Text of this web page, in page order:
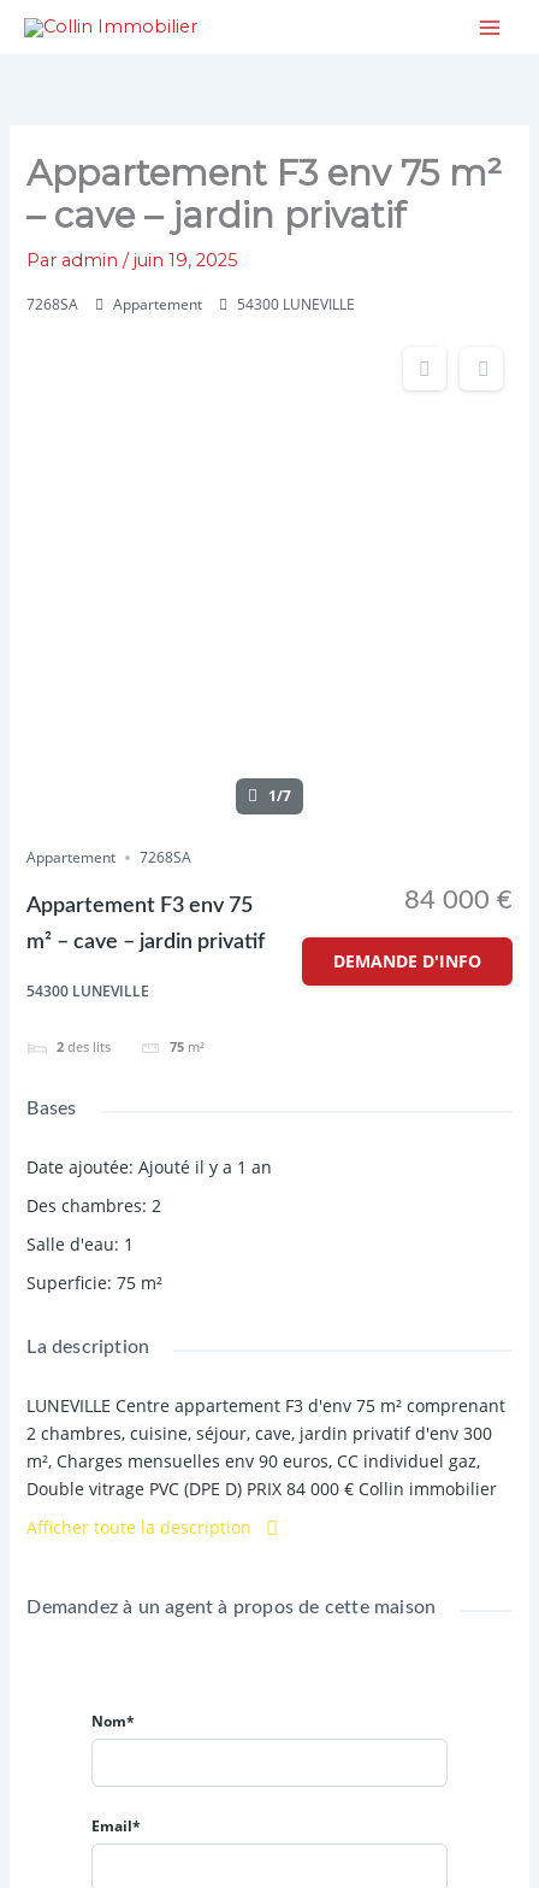
Aller
Appartement F3 env 75 m²
– cave – jardin privatif
Par admin/juin 19, 2025
7268SA Appartement 54300 LUNEVILLE
1/7
Appartement 7268SA
Appartement F3 env 75
m² – cave – jardin privatif
54300 LUNEVILLE
2 des lits 75 m²
84 000 €
DEMANDE D'INFO
Bases
Date ajoutée: Ajouté il y a 1 an
Des chambres: 2
Salle d'eau: 1
Superficie: 75 m²
La description
LUNEVILLE Centre appartement F3 d'env 75 m² comprenant
2 chambres, cuisine, séjour, cave, jardin privatif d'env 300
m², Charges mensuelles env 90 euros, CC individuel gaz,
Double vitrage PVC (DPE D) PRIX 84 000 € Collin immobilier
Sébastien ARCHENAULT 06.09.28.02.36 REF 7268SA
Afficher toute la description
Demandez à un agent à propos de cette maison
Nom*
Email*